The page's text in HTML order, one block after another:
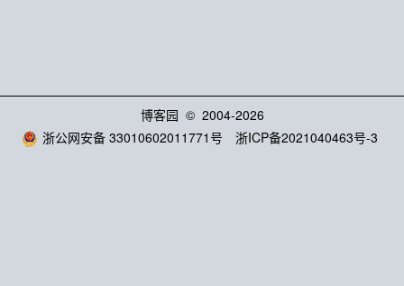
博客园 © 2004-2026
浙公网安备 33010602011771号
浙ICP备2021040463号-3